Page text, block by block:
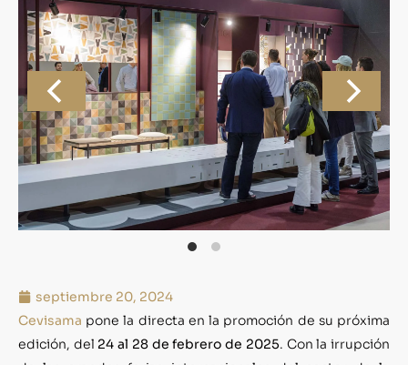
septiembre 20, 2024
Cevisama pone la directa en la promoción de su próxima
edición, del 24 al 28 de febrero de 2025. Con la irrupción